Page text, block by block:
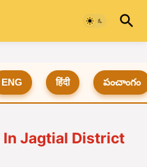
ENG हिंदी పంచాంగం
In Jagtial District